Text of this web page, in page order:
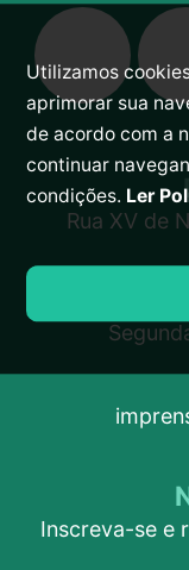
Rua XV de
Inscreva-se e
Utilizamos
aprimorar sua
de acordo com a
continuar
condições. Ler